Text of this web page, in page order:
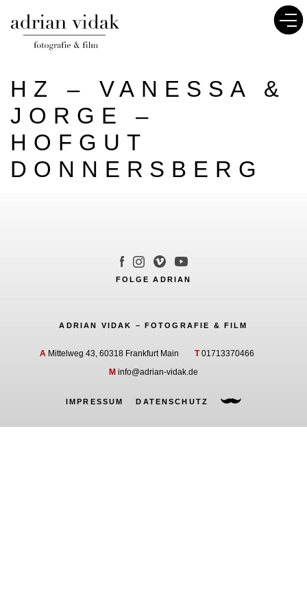
HZ – VANESSA &
JORGE –
HOFGUT
DONNERSBERG
FOLGE ADRIAN
ADRIAN VIDAK – FOTOGRAFIE & FILM
A Mittelweg 43, 60318 Frankfurt Main T01713370466
M info@adrian-vidak.de
IMPRESSUM DATENSCHUTZ